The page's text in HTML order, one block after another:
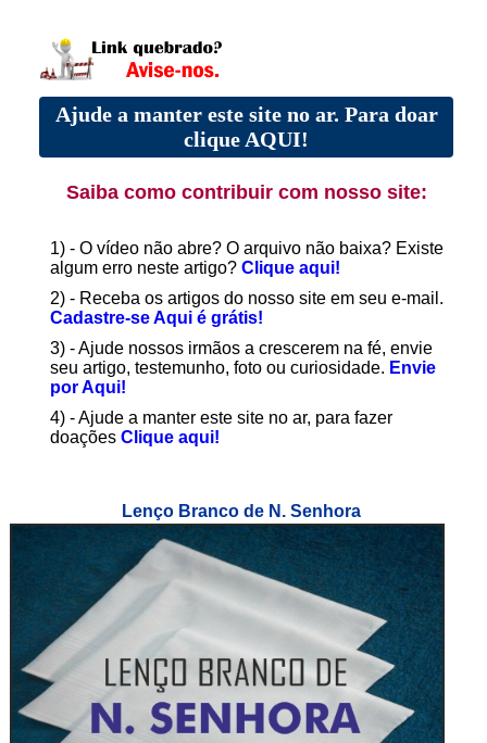
Ajude a manter este site no ar. Para doar
clique AQUI!
Saiba como contribuir com nosso site:
1) - O vídeo não abre? O arquivo não baixa? Existe
algum erro neste artigo? Clique aqui!
2) - Receba os artigos do nosso site em seu e-mail.
Cadastre-se Aqui é grátis!
3) - Ajude nossos irmãos a crescerem na fé, envie
seu artigo, testemunho, foto ou curiosidade. Envie
por Aqui!
4) - Ajude a manter este site no ar, para fazer
doações Clique aqui!
Lenço Branco de N. Senhora